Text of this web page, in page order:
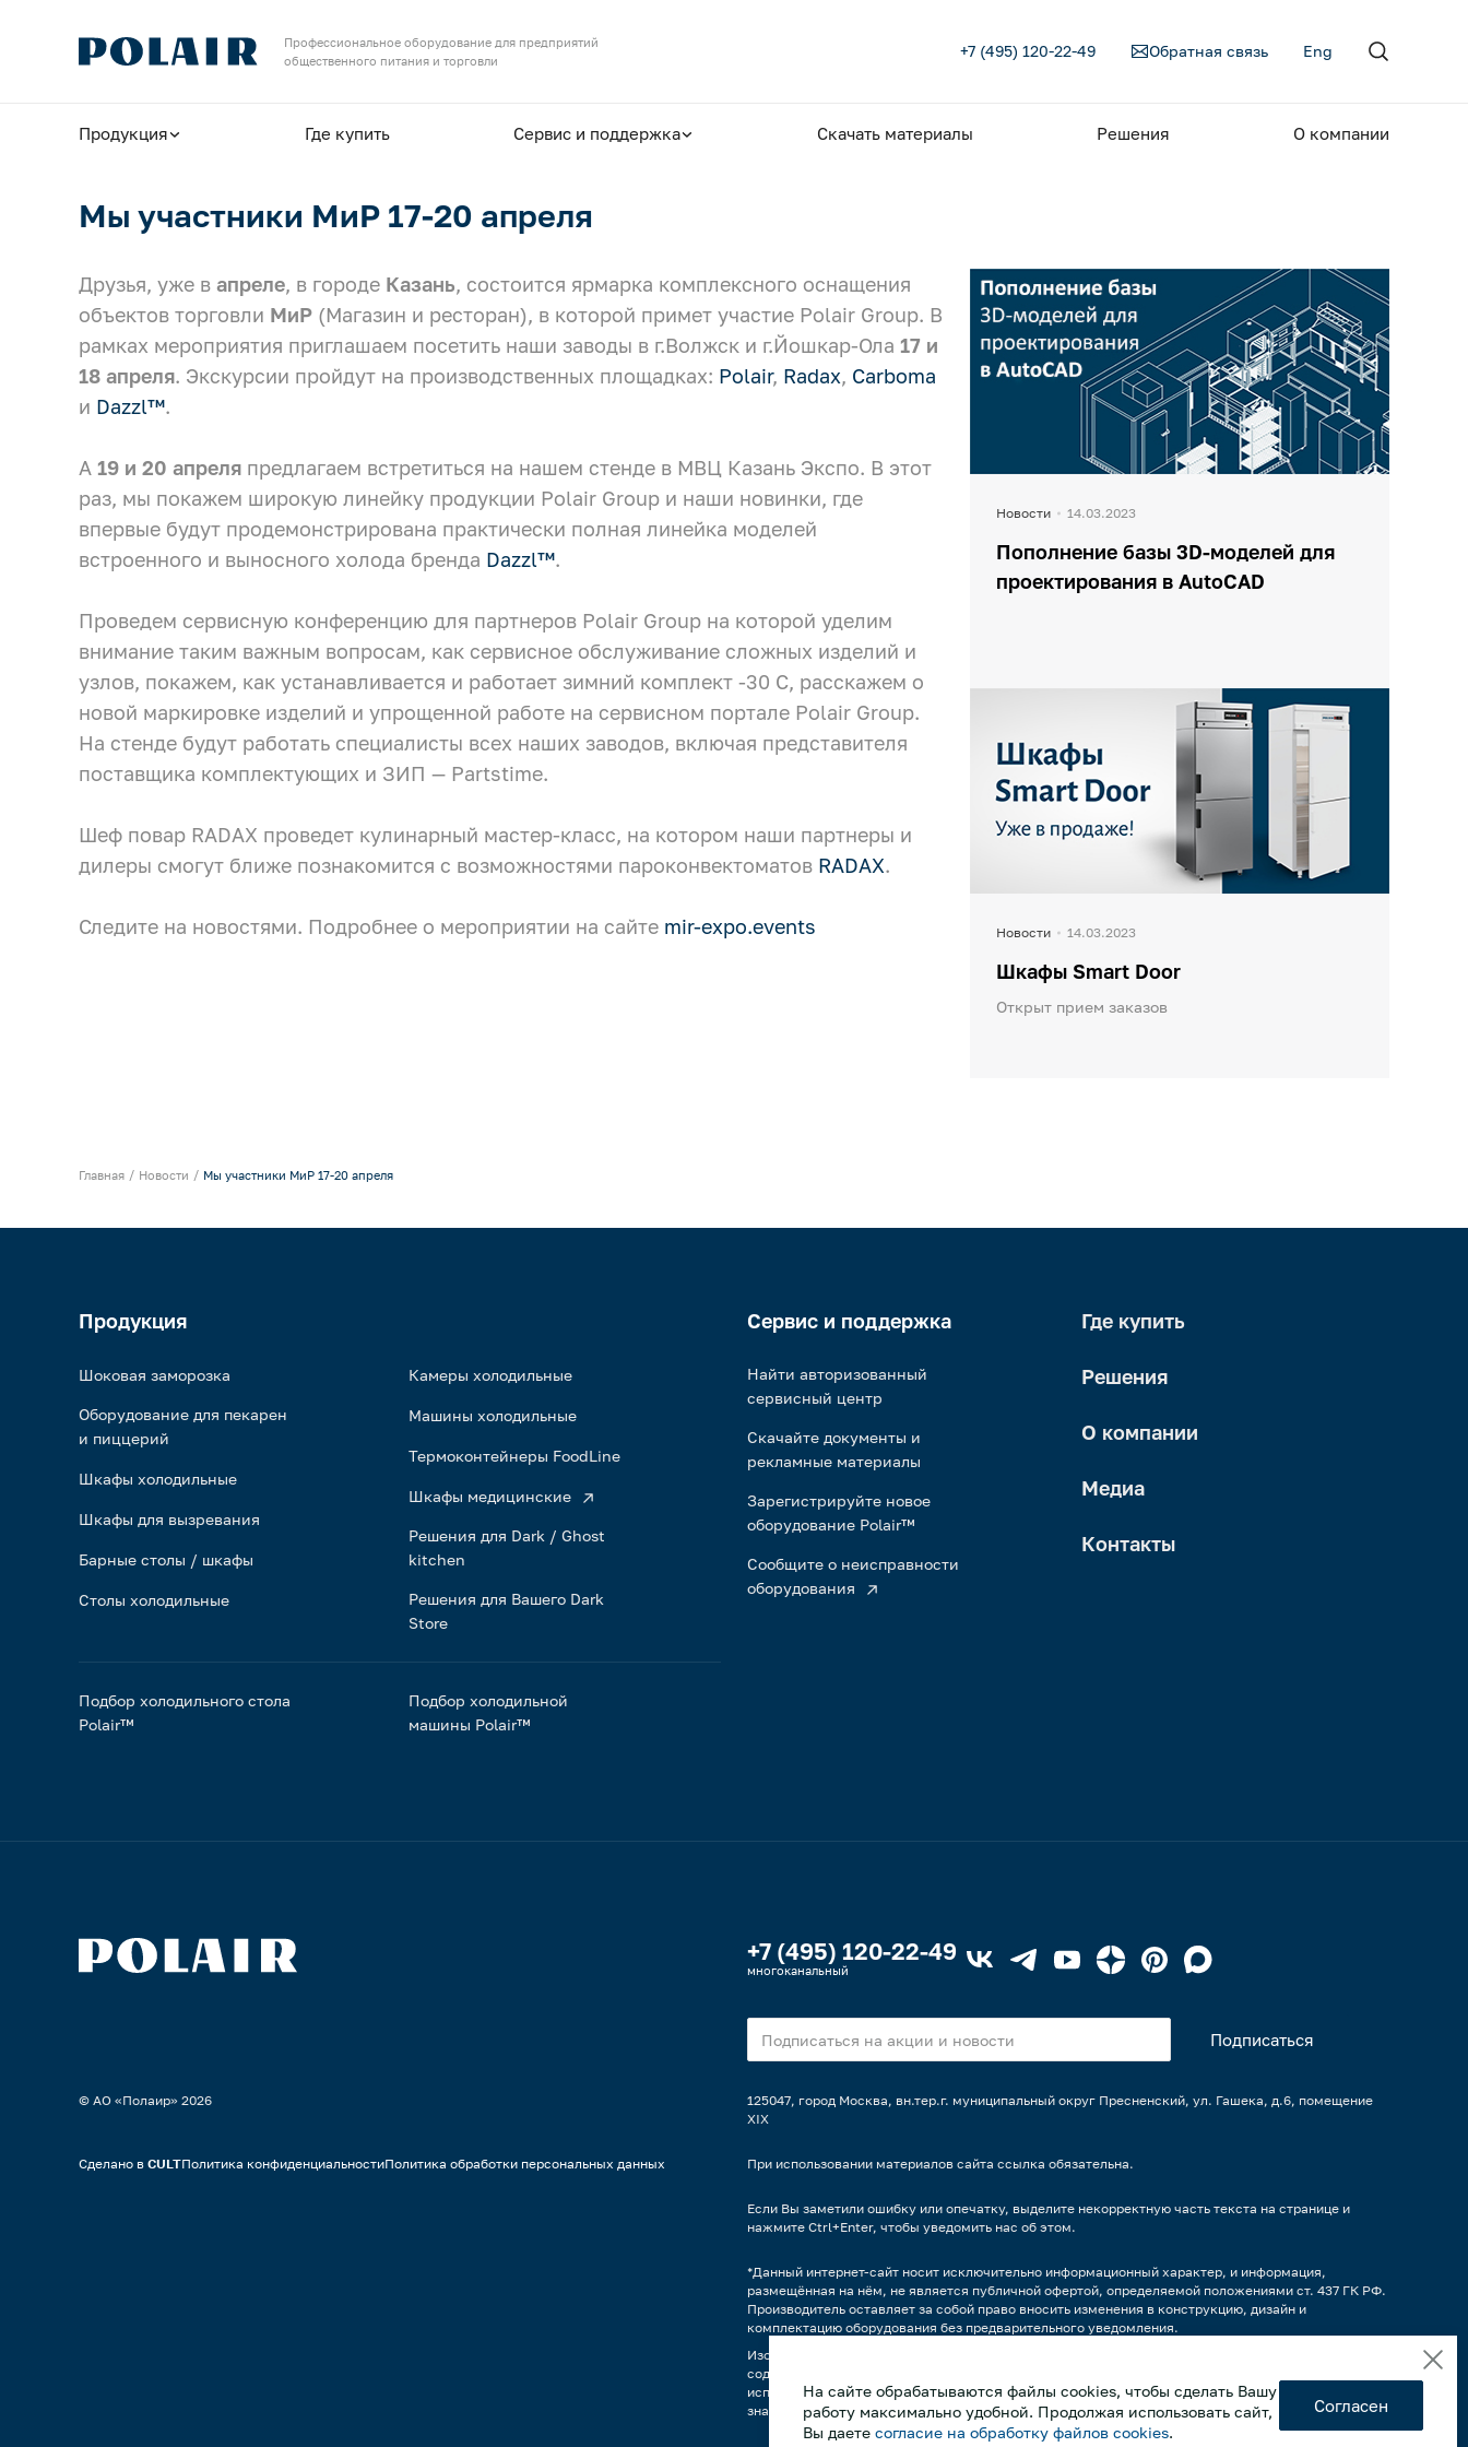
Профессиональное оборудование для предприятий
общественного питания и торговли
+7 (495) 120-22-49 Обратная связь Eng
Продукция Где купить Сервис и поддержка Скачать материалы Решения О компании
Мы участники МиР 17-20 апреля
Друзья, уже в апреле, в городе Казань, состоится ярмарка комплексного оснащения
объектов торговли МиР (Магазин и ресторан), в которой примет участие Polair Group. В
рамках мероприятия приглашаем посетить наши заводы в г.Волжск и г.Йошкар-Ола 17 и
18 апреля. Экскурсии пройдут на производственных площадках: Polair, Radax, Carboma
и Dazzl™.
А 19 и 20 апреля предлагаем встретиться на нашем стенде в МВЦ Казань Экспо. В этот
раз, мы покажем широкую линейку продукции Polair Group и наши новинки, где
впервые будут продемонстрирована практически полная линейка моделей
встроенного и выносного холода бренда Dazzl™.
Проведем сервисную конференцию для партнеров Polair Group на которой уделим
внимание таким важным вопросам, как сервисное обслуживание сложных изделий и
узлов, покажем, как устанавливается и работает зимний комплект -30 С, расскажем о
новой маркировке изделий и упрощенной работе на сервисном портале Polair Group.
На стенде будут работать специалисты всех наших заводов, включая представителя
поставщика комплектующих и ЗИП — Partstime.
Шеф повар RADAX проведет кулинарный мастер-класс, на котором наши партнеры и
дилеры смогут ближе познакомится с возможностями пароконвектоматов RADAX.
Следите на новостями. Подробнее о мероприятии на сайте mir-expo.events
Новости 14.03.2023
Пополнение базы 3D-моделей для
проектирования в AutoCAD
Новости 14.03.2023
Шкафы Smart Door
Открыт прием заказов
Главная Новости Мы участники МиР 17-20 апреля
Продукция
Шоковая заморозка
Оборудование для пекарен
и пиццерий
Шкафы холодильные
Шкафы для вызревания
Барные столы / шкафы
Столы холодильные
Камеры холодильные
Машины холодильные
Термоконтейнеры FoodLine
Шкафы медицинские
Решения для Dark / Ghost
kitchen
Решения для Вашего Dark
Store
Подбор холодильного стола
Polair™
Подбор холодильной
машины Polair™
Сервис и поддержка
Найти авторизованный
сервисный центр
Скачайте документы и
рекламные материалы
Зарегистрируйте новое
оборудование Polair™
Сообщите о неисправности
оборудования
Где купить
Решения
О компании
Медиа
Контакты
+7 (495) 120-22-49
многоканальный
© АО «Полаир» 2026
125047, город Москва, вн.тер.г. муниципальный округ Пресненский, ул. Гашека, д.6, помещение
XIX
Сделано в CULTПолитика конфиденциальностиПолитика обработки персональных данных При использовании материалов сайта ссылка обязательна.
Если Вы заметили ошибку или опечатку, выделите некорректную часть текста на странице и
нажмите Ctrl+Enter, чтобы уведомить нас об этом.
*Данный интернет-сайт носит исключительно информационный характер, и информация,
размещённая на нём, не является публичной офертой, определяемой положениями ст. 437 ГК РФ.
Производитель оставляет за собой право вносить изменения в конструкцию, дизайн и
комплектацию оборудования без предварительного уведомления.
Изображения продукции, а также, варианты наполнения продуктами/напитками и другим
содержимым может отличаться от фактического вида. Интерьерные иллюстрации и примеры
использования оборудования являются вариантами эксплуатации. Просим внимательно
знакомиться с техническими характеристиками оборудования.
Шоковая заморозка
Шкафы для вызревания
Камеры для вызревания
Барные столы / шкафы
Камеры холодильные
Решения для Dark / Ghost kitchen
Решения для Вашего Dark Store
Выберите ближайший АСЦ, чтобы
Контакты сервисной службы
Связаться с нами можно по телефону
оборудования
Заполните форму, чтобы воспользоваться
гарантийным обслуживанием
Единый доступ по QR-коду ко всей
информации об изделии
На сайте обрабатываются файлы cookies, чтобы сделать Вашу
работу максимально удобной. Продолжая использовать сайт,
Вы даете согласие на обработку файлов cookies.
Согласен